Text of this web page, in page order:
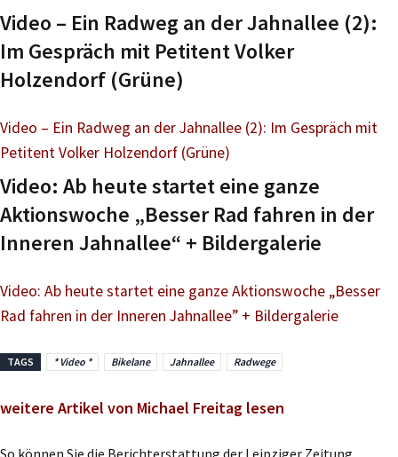
Video – Ein Radweg an der Jahnallee (2):
Im Gespräch mit Petitent Volker
Holzendorf (Grüne)
Video – Ein Radweg an der Jahnallee (2): Im Gespräch mit
Petitent Volker Holzendorf (Grüne)
Video: Ab heute startet eine ganze
Aktionswoche „Besser Rad fahren in der
Inneren Jahnallee“ + Bildergalerie
Video: Ab heute startet eine ganze Aktionswoche „Besser
Rad fahren in der Inneren Jahnallee” + Bildergalerie
TAGS * Video * Bikelane Jahnallee Radwege
weitere Artikel von Michael Freitag lesen
So können Sie die Berichterstattung der Leipziger Zeitung